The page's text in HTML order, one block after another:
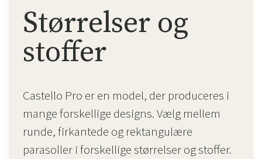
Størrelser og
stoffer
Castello Pro er en model, der produceres i
mange forskellige designs. Vælg mellem
runde, firkantede og rektangulære
parasoller i forskellige størrelser og stoffer.